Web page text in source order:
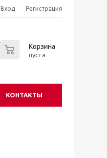
Вход Регистрация
Корзина
пуста
КОНТАКТЫ